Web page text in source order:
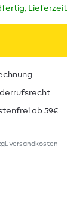
ab 59€
Versandkosten